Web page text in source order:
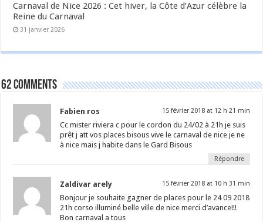
Carnaval de Nice 2026 : Cet hiver, la Côte d’Azur célèbre la
Reine du Carnaval
31 janvier 2026
62 comments
Fabien ros 15 février 2018 at 12 h 21 min
Cc mister riviera c pour le cordon du 24/02 à 21h je suis
prêt j att vos places bisous vive le carnaval de nice je ne
à nice mais j habite dans le Gard Bisous
Répondre
Zaldivar arely 15 février 2018 at 10 h 31 min
Bonjour je souhaite gagner de places pour le 24 09 2018
21h corso illuminé belle ville de nice merci d’avance!!!
Bon carnaval a tous